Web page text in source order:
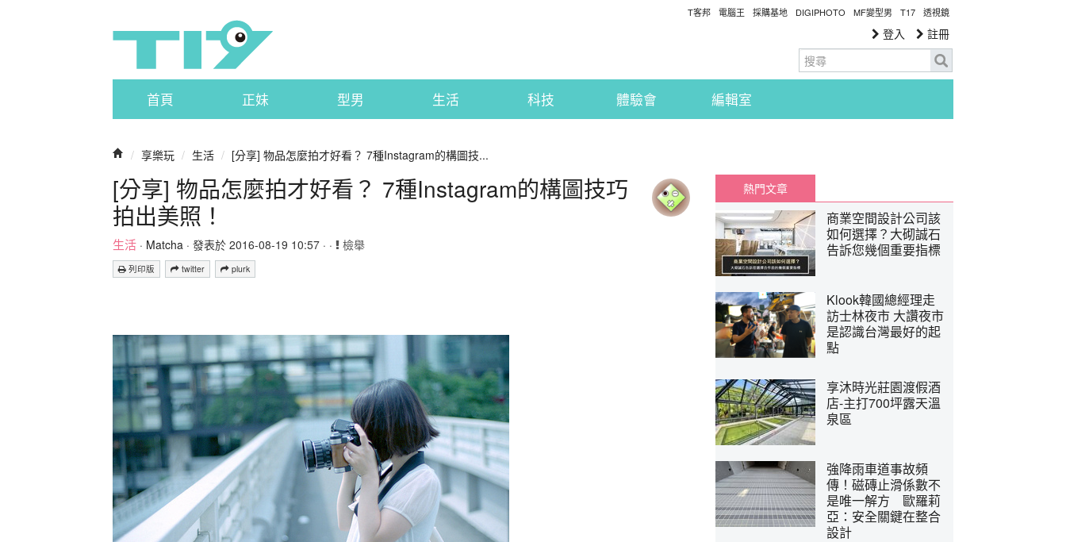
T客邦 電腦王 採購基地 DIGIPHOTO MF變型男 T17 透視鏡
登入 註冊
首頁 正妹 型男 生活 科技 體驗會 編輯室
/ 享樂玩 / 生活 / [分享] 物品怎麼拍才好看？ 7種Instagram的構圖技...
[分享] 物品怎麼拍才好看？ 7種Instagram的構圖技巧
拍出美照！
生活 · Matcha · 發表於 2016-08-19 10:57 · · 檢舉
列印版 twitter plurk
熱門文章
商業空間設計公司該
如何選擇？大砌誠石
告訴您幾個重要指標
Klook韓國總經理走
訪士林夜市 大讚夜市
是認識台灣最好的起
點
享沐時光莊園渡假酒
店-主打700坪露天溫
泉區
強降雨車道事故頻
傳！磁磚止滑係數不
是唯一解方 歐羅莉
亞：安全關鍵在整合
設計